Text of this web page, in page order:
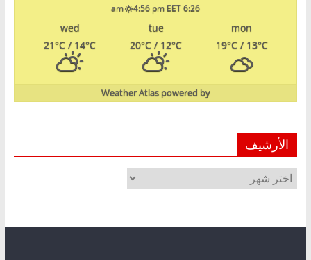
6:26 am
4:56 pm EET
mon
tue
wed
19°C/ 13°C
20°C / 12°C
21°C / 14°C
powered by
Weather Atlas
الأرشيف
الأرشيف